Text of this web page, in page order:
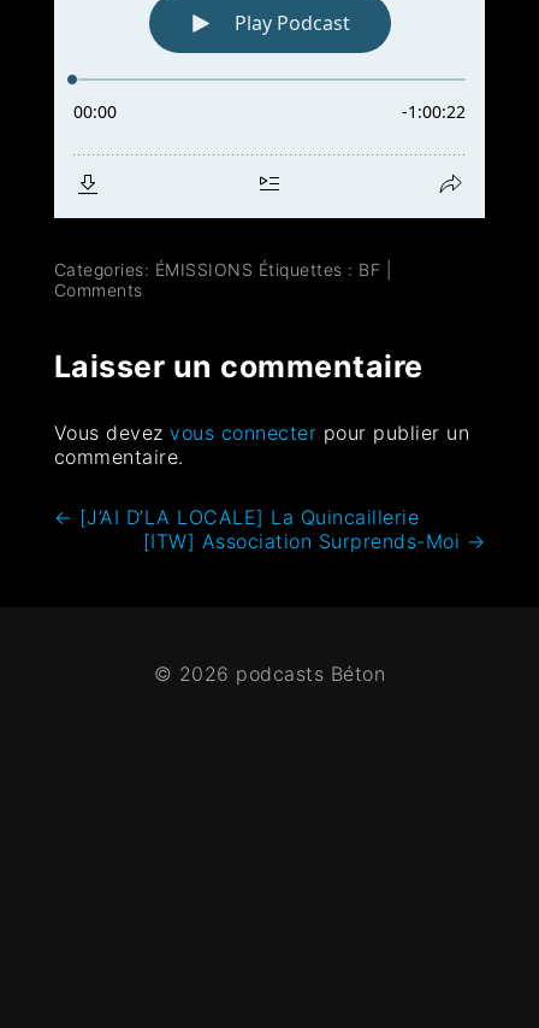
Categories: ÉMISSIONS Étiquettes : BF
Comments
Laisser un commentaire
Vous devezvous connecter pour publier un
commentaire.
← [J’AI D’LA LOCALE] La Quincaillerie
[ITW] Association Surprends-Moi →
© 2026 podcasts Béton